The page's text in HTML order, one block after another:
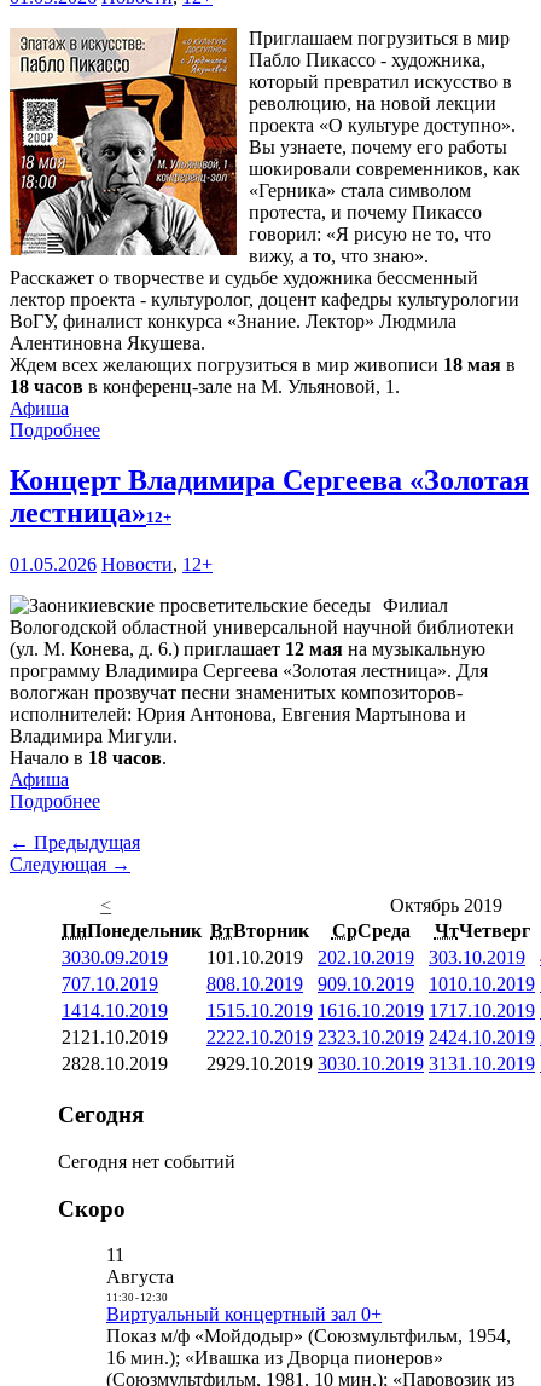
Приглашаем погрузиться в мир
Пабло Пикассо - художника,
который превратил искусство в
революцию, на новой лекции
проекта «О культуре доступно».
Вы узнаете, почему его работы
шокировали современников, как
«Герника» стала символом
протеста, и почему Пикассо
говорил: «Я рисую не то, что
вижу, а то, что знаю».
Расскажет о творчестве и судьбе художника бессменный
лектор проекта - культуролог, доцент кафедры культурологии
ВоГУ, финалист конкурса «Знание. Лектор» Людмила
Алентиновна Якушева.
Ждем всех желающих погрузиться в мир живописи 18 мая в
18 часов в конференц-зале на М. Ульяновой, 1.
Афиша
Подробнее
Концерт Владимира Сергеева «Золотая
лестница»12+
01.05.2026 Новости, 12+
Филиал
Вологодской областной универсальной научной библиотеки
(ул. М. Конева, д. 6.) приглашает 12 мая на музыкальную
программу Владимира Сергеева «Золотая лестница». Для
вологжан прозвучат песни знаменитых композиторов-
исполнителей: Юрия Антонова, Евгения Мартынова и
Владимира Мигули.
Начало в 18 часов.
Афиша
Подробнее
← Предыдущая
Следующая →
<
Октябрь 2019
ПнПонедельник ВтВторник СрСреда ЧтЧетверг
3030.09.2019 101.10.2019 202.10.2019 303.10.2019
707.10.2019 808.10.2019 909.10.2019 1010.10.2019
1414.10.2019 1515.10.2019 1616.10.2019 1717.10.2019
21 21.10.2019 2222.10.2019 2323.10.2019 2424.10.2019
2828.10.2019 2929.10.2019 3030.10.2019 3131.10.2019
Сегодня
Сегодня нет событий
Скоро
11
Августа
11:30- 12:30
Виртуальный концертный зал 0+
Показ м/ф «Мойдодыр» (Союзмультфильм, 1954,
16 мин.); «Ивашка из Дворца пионеров»
(Союзмультфильм, 1981, 10 мин.); «Паровозик из